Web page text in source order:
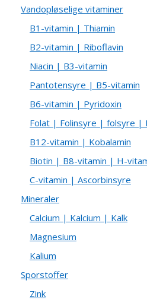
Vandopløselige vitaminer
B1-vitamin | Thiamin
B2-vitamin | Riboflavin
Niacin | B3-vitamin
Pantotensyre | B5-vitamin
B6-vitamin | Pyridoxin
Folat | Folinsyre | folsyre |
B12-vitamin | Kobalamin
Biotin | B8-vitamin | H-
C-vitamin | Ascorbinsyre
Mineraler
Calcium | Kalcium | Kalk
Magnesium
Kalium
Sporstoffer
Zink